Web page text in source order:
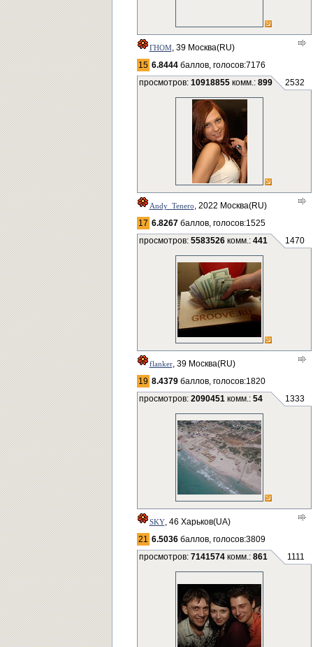
ГНОМ, 39 Москва(RU)
15 6.8444баллов, голосов:7176
просмотров: 10918855комм.: 899 2532
Andy_Tenero, 2022 Москва(RU)
17 6.8267баллов, голосов:1525
просмотров: 5583526комм.: 441 1470
flanker, 39 Москва(RU)
19 8.4379баллов, голосов:1820
просмотров: 2090451комм.: 54 1333
SKY, 46 Харьков(UA)
21 6.5036баллов, голосов:3809
просмотров: 7141574комм.: 861 1111